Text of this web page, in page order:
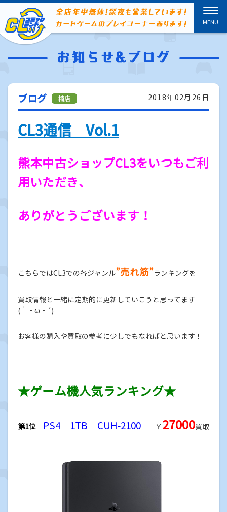
2018年02月26日
ブログ
CL3通信 Vol.1
熊本中古ショップCL3をいつもご利
用いただき、
ありがとうございます！
こちらではCL3での各ジャンル”売れ筋”ランキングを
買取情報と一緒に定期的に更新していこうと思ってます
(｀・ω・´)
お客様の購入や買取の参考に少しでもなればと思います！
★ゲーム機人気ランキング★
第1位 PS4 1TB CUH-2100 ￥ 27000買取